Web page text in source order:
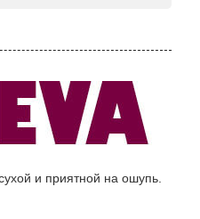
и приятной на ошупь.